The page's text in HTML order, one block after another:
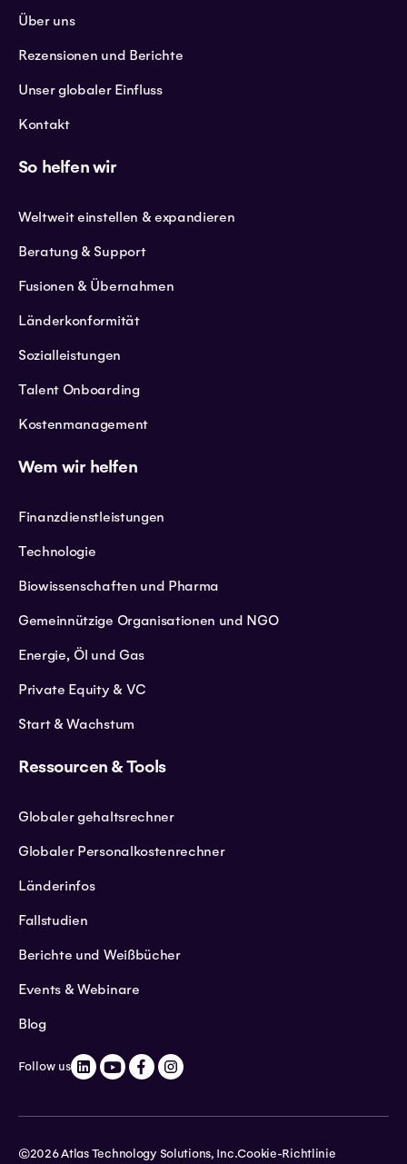
Über uns
Rezensionen und Berichte
Unser globaler Einfluss
Kontakt
So helfen wir
Weltweit einstellen & expandieren
Beratung & Support
Fusionen & Übernahmen
Länderkonformität
Sozialleistungen
Talent Onboarding
Kostenmanagement
Wem wir helfen
Finanzdienstleistungen
Technologie
Biowissenschaften und Pharma
Gemeinnützige Organisationen und NGO
Energie, Öl und Gas
Private Equity & VC
Start & Wachstum
Ressourcen & Tools
Globaler gehaltsrechner
Globaler Personalkostenrechner
Länderinfos
Fallstudien
Berichte und Weißbücher
Events & Webinare
Blog
Follow us
©2026 Atlas Technology Solutions, Inc.Cookie-Richtlinie